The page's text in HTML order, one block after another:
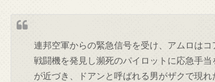
連邦空軍からの緊急信号を受け、アムロは
戦闘機を発見し瀕死のパイロットに応急手
が近づき、ドアンと呼ばれる男がザクで現